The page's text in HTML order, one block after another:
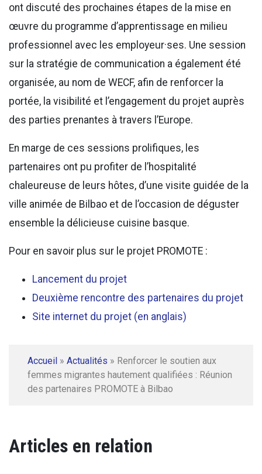
ont discuté des prochaines étapes de la mise en
œuvre du programme d’apprentissage en milieu
professionnel avec les employeur·ses. Une session
sur la stratégie de communication a également été
organisée, au nom de WECF, afin de renforcer la
portée, la visibilité et l’engagement du projet auprès
des parties prenantes à travers l’Europe.
En marge de ces sessions prolifiques, les
partenaires ont pu profiter de l’hospitalité
chaleureuse de leurs hôtes, d’une visite guidée de la
ville animée de Bilbao et de l’occasion de déguster
ensemble la délicieuse cuisine basque.
Pour en savoir plus sur le projet PROMOTE :
Lancement du projet
Deuxième rencontre des partenaires du projet
Site internet du projet (en anglais)
Accueil » Actualités » Renforcer le soutien aux
femmes migrantes hautement qualifiées : Réunion
des partenaires PROMOTE à Bilbao
Articles en relation